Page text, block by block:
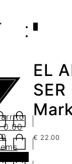
0.00
EL
SER
€ 22.00